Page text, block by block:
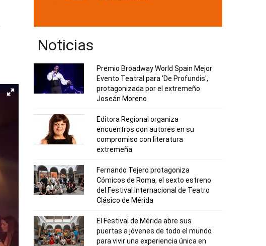
Noticias
Premio Broadway World Spain Mejor
Evento Teatral para 'De Profundis',
protagonizada por el extremeño
Joseán Moreno
Editora Regional organiza
encuentros con autores en su
compromiso con literatura
extremeña
Fernando Tejero protagoniza
Cómicos de Roma, el sexto estreno
del Festival Internacional de Teatro
Clásico de Mérida
El Festival de Mérida abre sus
puertas a jóvenes de todo el mundo
para vivir una experiencia única en